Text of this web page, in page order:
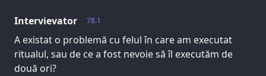
78.1
Intervievator
A existat o problemă cu felul în care am executat
ritualul, sau de ce a fost nevoie să îl executăm de
două ori?